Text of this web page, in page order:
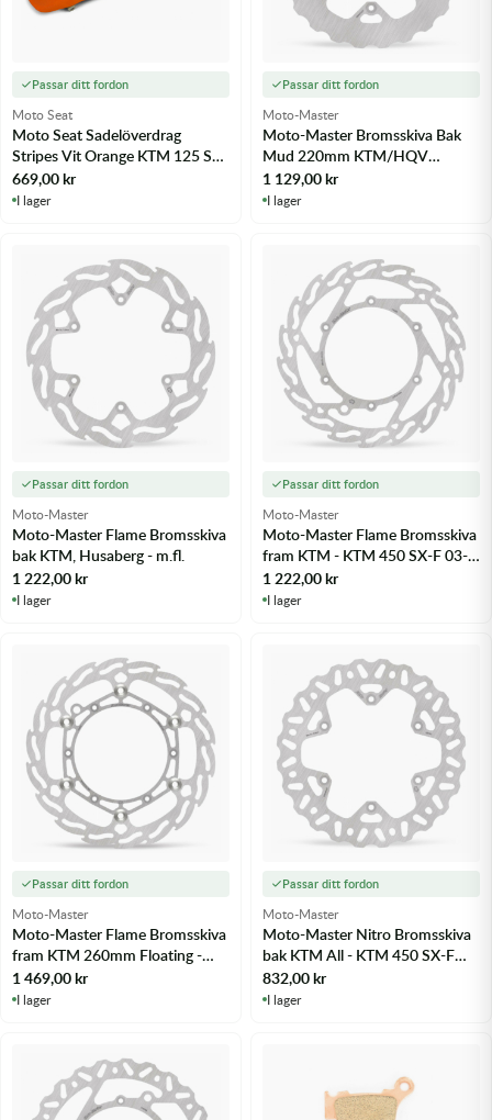
Passar ditt fordon
Moto Seat
Moto Seat Sadelöverdrag
Stripes Vit Orange KTM 125 SX
16-18 - m.fl.
669,00kr
I lager
Passar ditt fordon
Moto-Master
Moto-Master Bromsskiva Bak
Mud 220mm KTM/HQV
03-/14-, 85 SX
1 129,00kr
I lager
Passar ditt fordon
Moto-Master
Moto-Master Flame Bromsskiva
bak KTM, Husaberg - m.fl.
1 222,00kr
I lager
Passar ditt fordon
Moto-Master
Moto-Master Flame Bromsskiva
fram KTM - KTM 450 SX-F 03-
25 m.fl.
1 222,00kr
I lager
Passar ditt fordon
Moto-Master
Moto-Master Flame Bromsskiva
fram KTM 260mm Floating -
m.fl.
1 469,00kr
I lager
Passar ditt fordon
Moto-Master
Moto-Master Nitro Bromsskiva
bak KTM All - KTM 450 SX-F
03-25 m.fl.
832,00kr
I lager